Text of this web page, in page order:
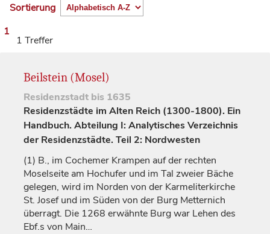
Sortierung
1
1 Treffer
Beilstein (Mosel)
Residenzstadt bis 1635
Residenzstädte im Alten Reich (1300-1800). Ein
Handbuch. Abteilung I: Analytisches Verzeichnis
der Residenzstädte. Teil 2: Nordwesten
(1) B., im Cochemer Krampen auf der rechten
Moselseite am Hochufer und im Tal zweier Bäche
gelegen, wird im Norden von der Karmeliterkirche
St. Josef und im Süden von der Burg Metternich
überragt. Die 1268 erwähnte Burg war Lehen des
Ebf.s von Main…